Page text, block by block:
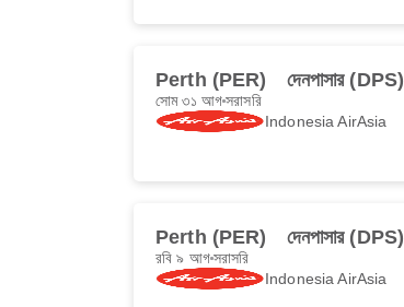
Perth (PER) দেনপাসার (DPS)
সোম ৩১ আগসরাসরি
Indonesia AirAsia
Perth (PER) দেনপাসার (DPS)
রবি ৯ আগসরাসরি
Indonesia AirAsia